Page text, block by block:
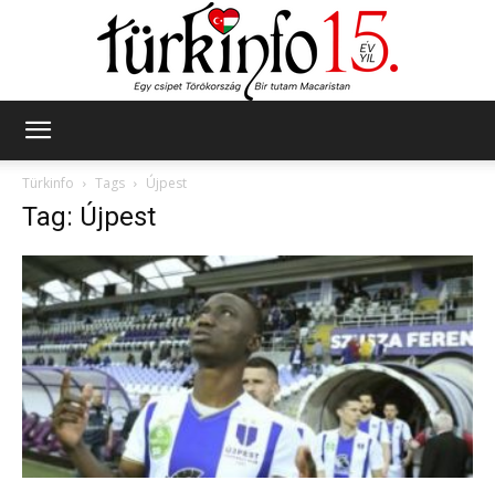
Türkinfo
Tags Újpest
Tag: Újpest